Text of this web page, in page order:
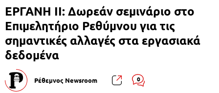
ΕΡΓΑΝΗ ΙΙ: Δωρεάν σεμινάριο στο
Επιμελητήριο Ρεθύμνου για τις
σημαντικές αλλαγές στα εργασιακά
δεδομένα
Ρέθεμνος Newsroom 0